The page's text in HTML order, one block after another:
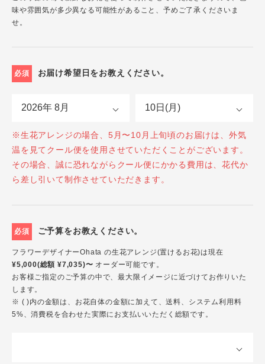
味や雰囲気が多少異なる可能性があること、予めご了承くださいま
せ。
必須 お届け希望日をお教えください。
※生花アレンジの場合、5月〜10月上旬頃のお届けは、外気
温を見てクール便を使用させていただくことがございます。
その場合、誠に恐れながらクール便にかかる費用は、花代か
ら差し引いて制作させていただきます。
必須 ご予算をお教えください。
フラワーデザイナーOhata の生花アレンジ(置けるお花)は現在
¥5,000(総額 ¥7,035)〜 オーダー可能です。
お客様ご指定のご予算の中で、最大限イメージに近づけてお作りいた
します。
※ ( )内の金額は、お花自体の金額に加えて、送料、システム利用料
5%、消費税を合わせた実際にお支払いいただく総額です。